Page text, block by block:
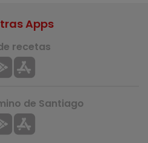
Apps
recetas
de Santiago